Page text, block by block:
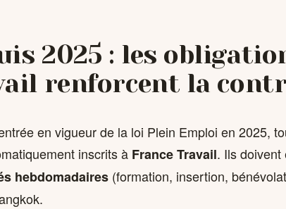
2025 : les
renforcent la
en vigueur de la loi Plein Emploi en 2025,
inscrits à France Travail. Ils doivent
hebdomadaires (formation, insertion,